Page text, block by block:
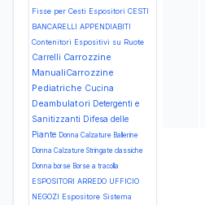
Fisse per Cesti Espositori CESTI
BANCARELLI APPENDIABITI
Contenitori Espositivi su Ruote
Carrelli Carrozzine
ManualiCarrozzine
Pediatriche Cucina
Deambulatori Detergenti e
Sanitizzanti Difesa delle
Piante Donna Calzature Ballerine
Donna Calzature Stringate classiche
Donna borse Borse a tracolla
ESPOSITORI ARREDO UFFICIO
NEGOZI Espositore Sistema